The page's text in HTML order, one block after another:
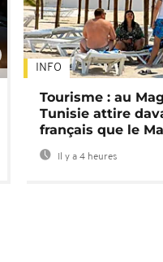
INFO
Tourisme : au
Tunisie attire
français que le
Il y a 4 heures